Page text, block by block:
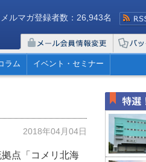
メルマガ登録者数：26,943名
ラム イベント・セミナー
2018年04月04日
点「コメリ北海